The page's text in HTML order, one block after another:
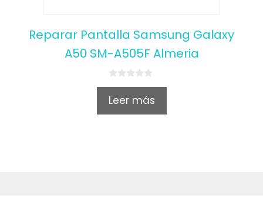
Reparar Pantalla Samsung Galaxy
A50 SM-A505F Almeria
0
u
Leer más